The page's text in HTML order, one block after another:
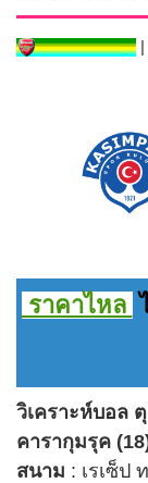
ราคาไหล
วิเคราะห์บอล
คารากุมรุค
สนาม : เรเซ็ป